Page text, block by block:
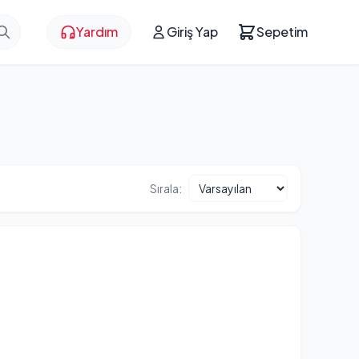
Yardım Giriş Yap Sepetim
Sırala: